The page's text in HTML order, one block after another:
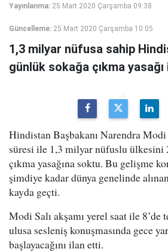
Yayınlanma: 25 Mart 2020 Çarşamba 09:38
Güncelleme: 25 Mart 2020 Çarşamba 10:05
1,3 milyar nüfusa sahip
günlük sokağa çıkma
Hindistan Başbakanı Narendra
süresi ile 1,3 milyar nüfuslu ülkesini
çıkma yasağına soktu. Bu gelişme
şimdiye kadar dünya genelinde
kayda geçti.
Modi Salı akşamı yerel saat ile 8’de
ulusa sesleniş konuşmasında gece
başlayacağını ilan etti.